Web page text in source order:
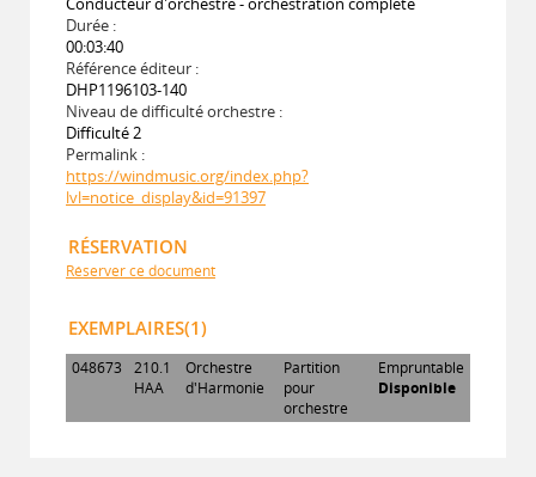
Durée :
00:03:40
Référence éditeur :
DHP1196103-140
Niveau de difficulté orchestre :
Difficulté 2
Permalink :
https://windmusic.org/index.php?
lvl=notice_display&id=91397
RÉSERVATION
Réserver ce document
EXEMPLAIRES(1)
048673
210.1
HAA
Orchestre
d'Harmonie
Partition
pour
orchestre
Empruntable
Disponible